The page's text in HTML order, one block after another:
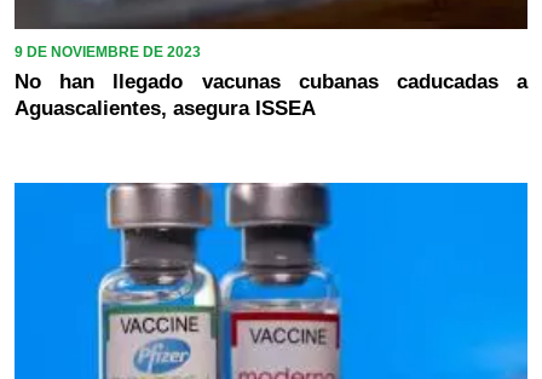
9 DE NOVIEMBRE DE 2023
No han llegado vacunas cubanas caducadas a
Aguascalientes, asegura ISSEA